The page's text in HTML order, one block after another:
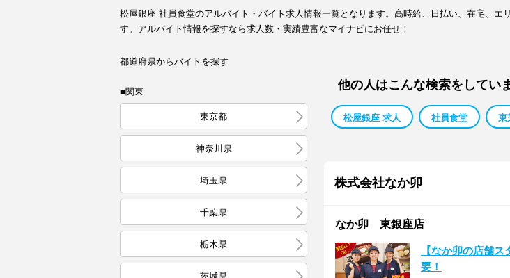
松屋銀座 社員食堂のアルバイト・バイト求人情報一覧となります。高時給、日払い、在宅、
す。アルバイト情報を探すなら求人数・実績豊富なマイナビにお任せ！
都道府県からバイトを探す
■関東
東京都
神奈川県
埼玉県
千葉県
栃木県
他の人はこんな検索をしてい
松屋銀座 求人 社員食堂 東
株式会社なか卯
なか卯 東銀座店
【なか卯の店舗
要！